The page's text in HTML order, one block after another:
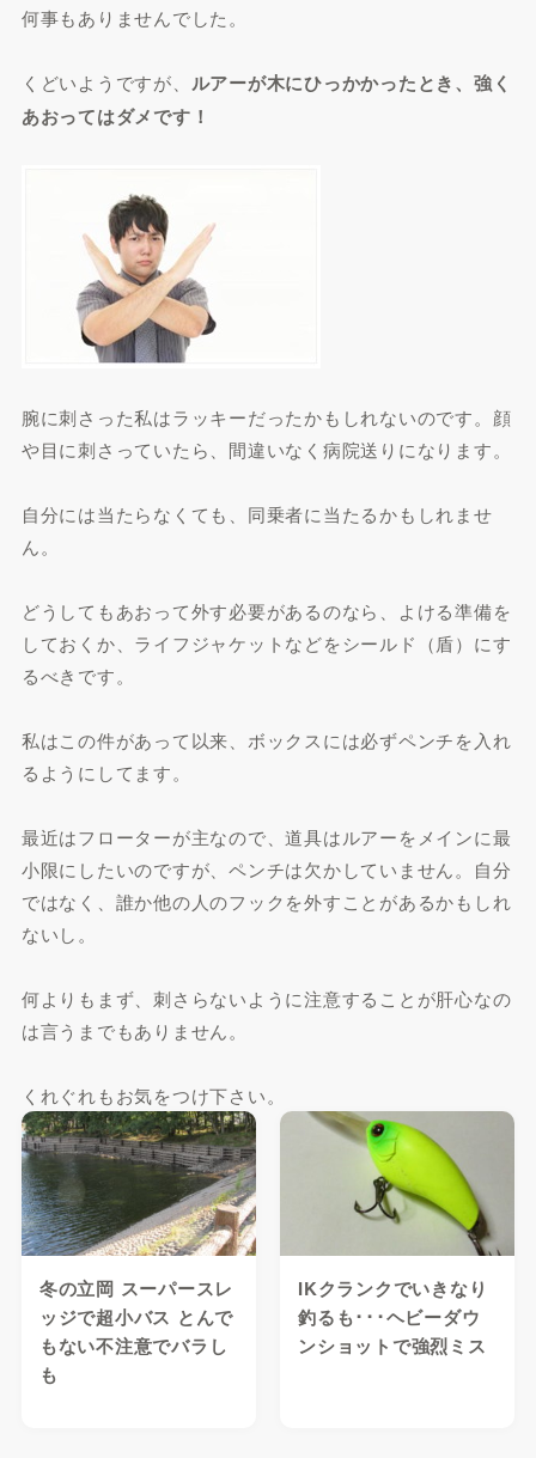
何事もありませんでした。
くどいようですが、 ルアーが木にひっかかったとき、強く
あおってはダメです！
腕に刺さった私はラッキーだったかもしれないのです。顔
や目に刺さっていたら、間違いなく病院送りになります。
自分には当たらなくても、同乗者に当たるかもしれませ
ん。
どうしてもあおって外す必要があるのなら、よける準備を
しておくか、ライフジャケットなどをシールド（盾）にす
るべきです。
私はこの件があって以来、ボックスには必ずペンチを入れ
るようにしてます。
最近はフローターが主なので、道具はルアーをメインに最
小限にしたいのですが、ペンチは欠かしていません。自分
ではなく、誰か他の人のフックを外すことがあるかもしれ
ないし。
何よりもまず、刺さらないように注意することが肝心なの
は言うまでもありません。
くれぐれもお気をつけ下さい。
冬の立岡 スーパースレ
ッジで超小バス とんで
もない不注意でバラし
も
IKクランクでいきなり
釣るも･･･ヘビーダウ
ンショットで強烈ミス